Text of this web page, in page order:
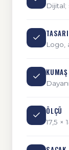
Dijital;
Logo,
KUMAŞ
ÖLÇÜ
17,5 ×